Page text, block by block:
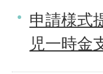
申請様式
児一時金